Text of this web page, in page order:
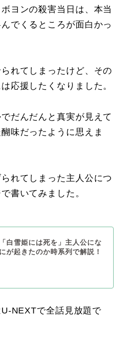
ヨンの殺害当日は、本当
でくるところが面白かっ
れてしまったけど、その
応援したくなりました。
だんだんと真実が見えて
味だったように思えま
れてしまった主人公につ
書いてみました。
「白雪姫には死を」主人公にな
にが起きたのか時系列で解説！
U-NEXTで全話見放題で